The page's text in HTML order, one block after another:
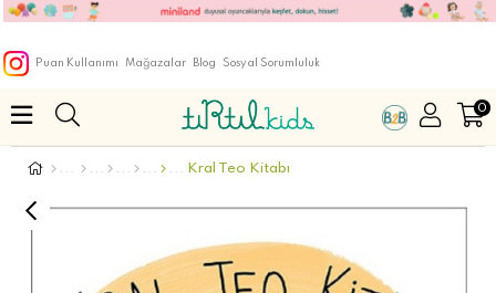
Puan Kullanımı Mağazalar Blog Sosyal Sorumluluk
0
Kral Teo Kitabı